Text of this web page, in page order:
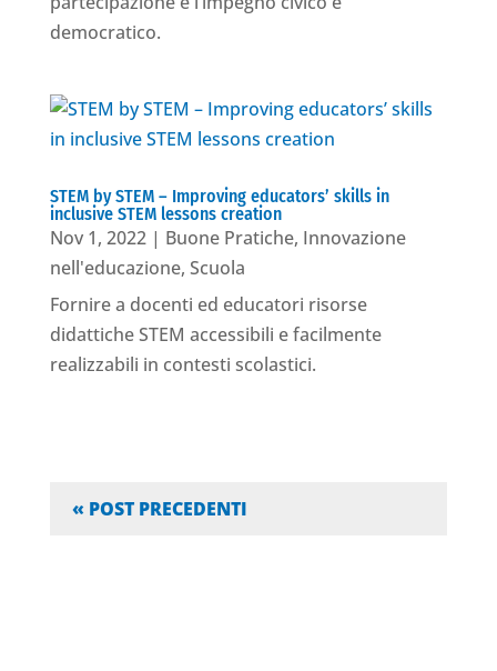
democratico.
STEM by STEM – Improving educators’ skills in
inclusive STEM lessons creation
Nov 1, 2022| Buone Pratiche, Innovazione
nell'educazione, Scuola
Fornire a docenti ed educatori risorse
didattiche STEM accessibili e facilmente
realizzabili in contesti scolastici.
« POST PRECEDENTI